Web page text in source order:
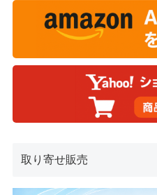
取り寄せ販売